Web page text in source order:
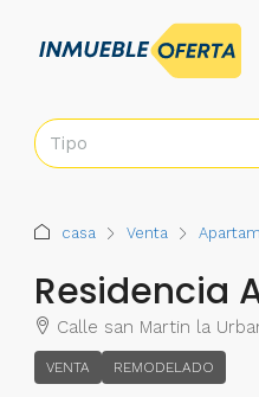
Tipo
casa Venta
Residencia
Calle san Martin la
VENTA REMODELADO